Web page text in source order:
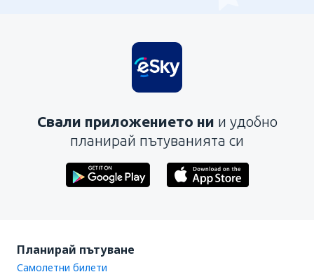
Свали приложението ни и удобно
планирай пътуванията си
Планирай пътуване
Самолетни билети